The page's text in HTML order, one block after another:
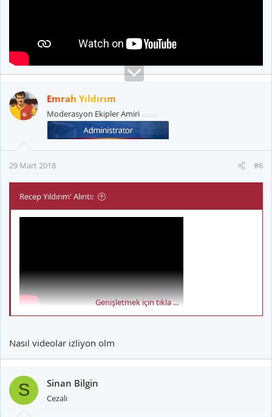
Emrah Yıldırım
Moderasyon Ekipler Amiri
29 Mart 2018 #6
Recep Yıldırım' Alıntı:
Genişletmek için tıkla ...
Nasıl videolar izliyon olm
S Sinan Bilgin
Cezalı